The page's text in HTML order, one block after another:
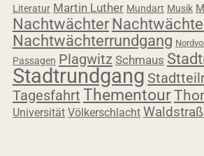
Literatur Martin Luther Mundart Musik
Nachtwächter
Nachtwächterrundgang
Passagen Plagwitz Schmaus
Stadtrundgang
Tagesfahrt Thementour
Universität Völkerschlacht